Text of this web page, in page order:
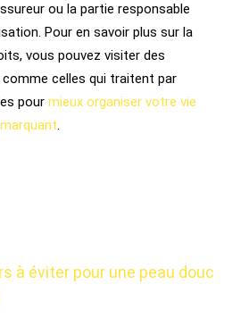
ou la partie responsable
Pour en savoir plus sur la
vous pouvez visiter des
celles qui traitent par
pour mieux organiser votre vie
.
à éviter pour une peau douc